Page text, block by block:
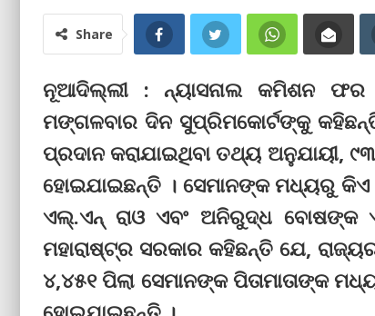
Share
ନୂଆଦିଲ୍ଲୀ : ନ୍ୟାସନାଲ କମିଶନ
ମଙ୍ଗଳବାର ଦିନ ସୁପ୍ରିମକୋର୍ଟଙ୍କୁ
ପ୍ରଦାନ କରାଯାଇଥିବା ତଥ୍ୟ ଅନୁଯାୟୀ,
ହୋଇଯାଇଛନ୍ତି । ସେମାନଙ୍କ ମଧ୍ୟରୁ କିଏ
ଏଲ୍.ଏନ୍ ରାଓ ଏବଂ ଅନିରୁଦ୍ଧ ବୋଷଙ୍କ
ମହାରାଷ୍ଟ୍ର ସରକାର କହିଛନ୍ତି ଯେ,
୪,୪୫୧ ପିଲା ସେମାନଙ୍କ ପିତାମାତାଙ୍କ